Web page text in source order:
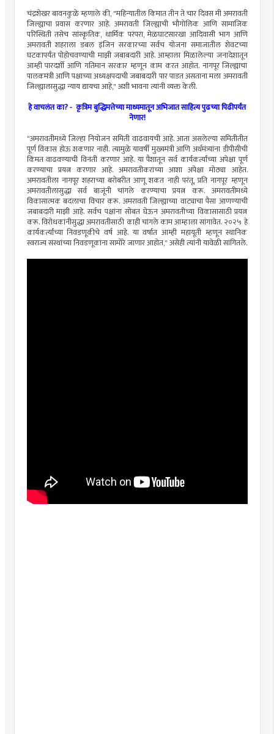
चंद्रशेखर बावनकुळे म्हणाले की, "महिन्यातील किमात तीन ते चार दिवस मी अमरावती
जिल्ह्याचा प्रवास करणार आहे. अमरावती जिल्ह्याची भौगोलिक आणि सामाजिक
परिस्थिती तसेच सांस्कृतिक, धार्मिक परंपरा, मेळघाटसारखा आदिवासी भाग आणि
अमरावती शहराला डबल इंजिन सरकारच्या सर्वच योजना समाजातील शेवटच्या
घटकापर्यंत पोहोचवण्याची माझी जबाबदारी आहे. आम्हाला मिळालेल्या जनादेशातून
आम्ही पारदर्शी आणि गतिमान सरकार म्हणून काम करत आहोत. नागपूर जिल्ह्याचा
पालकमंत्री आणि पक्षाच्या अध्यक्षपदाची जबाबदारी पार पाडत असताना मला अमरावती
जिल्ह्यालासुद्धा न्याय द्यायचा आहे," अशी भावना त्यांनी व्यक्त केली.
हे वाचलंत का? - कृत्रिम बुद्धिमत्तेच्या माध्यमातून अभिजात साहित्य पुढच्या पिढीपर्यंत
नेणार!
"अमरावतीमध्ये जिल्हा नियोजन समिती वाढवायची आहे. आता असलेल्या समितीतीत
पूर्ण विकास होऊ शकणार नाही. त्यामुळे यावर्षी मुख्यमंत्री आणि अर्थमंत्र्यांना डीपीसीची
किंमत वाढवण्याची विनंती करणार आहे. या पैशातून सर्व कार्यकर्त्यांच्या अपेक्षा पूर्ण
करण्याचा प्रयत्न करणार आहे. अमरावतीकरांच्या आशा अपेक्षा मोठ्या आहेत.
अमरावतीला नागपूर शहराच्या बरोबरीत आणू शकत नाही परंतू, प्रति नागपूर म्हणून
अमरावतीलासुद्धा सर्व बाजूंनी चांगले करण्याचा प्रयत्न करू. अमरावतीमध्ये
विकासात्मक बदलाचा विचार करू. अमरावती जिल्ह्याच्या वाट्याचा पैसा आणण्याची
जबाबदारी माझी आहे. सर्वच पक्षांना सोबत घेऊन अमरावतीच्या विकासासाठी प्रयत्न
करू. विरोधकांनीसुद्धा अमरावतीसाठी काही चांगले काम आम्हाला सांगावेत. २०२५ हे
कार्यकर्त्यांच्या निवडणूकीचे वर्ष आहे. या वर्षात आम्ही महायूती म्हणून स्थानिक
स्वराज्य संस्थांच्या निवडणूकांना सामोरे जाणार आहोत," असेही त्यांनी यावेळी सांगितले.